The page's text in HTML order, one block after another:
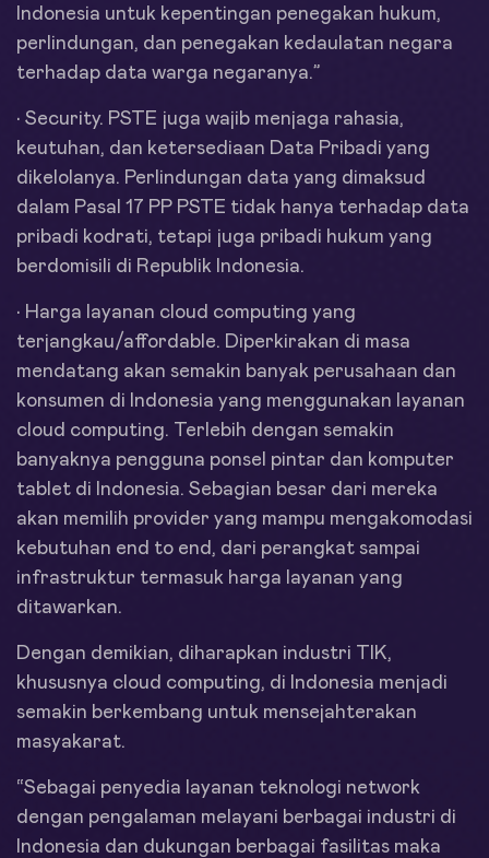
Indonesia untuk kepentingan penegakan hukum,
perlindungan, dan penegakan kedaulatan negara
terhadap data warga negaranya.”
• Security. PSTE juga wajib menjaga rahasia,
keutuhan, dan ketersediaan Data Pribadi yang
dikelolanya. Perlindungan data yang dimaksud
dalam Pasal 17 PP PSTE tidak hanya terhadap data
pribadi kodrati, tetapi juga pribadi hukum yang
berdomisili di Republik Indonesia.
• Harga layanan cloud computing yang
terjangkau/affordable. Diperkirakan di masa
mendatang akan semakin banyak perusahaan dan
konsumen di Indonesia yang menggunakan layanan
cloud computing. Terlebih dengan semakin
banyaknya pengguna ponsel pintar dan komputer
tablet di Indonesia. Sebagian besar dari mereka
akan memilih provider yang mampu mengakomodasi
kebutuhan end to end, dari perangkat sampai
infrastruktur termasuk harga layanan yang
ditawarkan.
Dengan demikian, diharapkan industri TIK,
khususnya cloud computing, di Indonesia menjadi
semakin berkembang untuk mensejahterakan
masyakarat.
“Sebagai penyedia layanan teknologi network
dengan pengalaman melayani berbagai industri di
Indonesia dan dukungan berbagai fasilitas maka